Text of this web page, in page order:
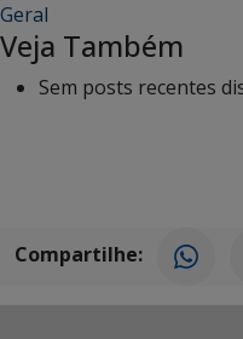
Geral
Veja Também
Sem posts recentes
Compartilhe: